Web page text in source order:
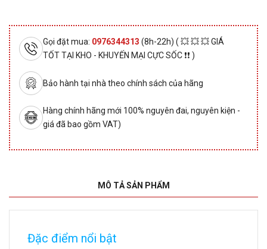
Gọi đặt mua: 0976344313 (8h-22h) ( 💥 💥 💥 GIÁ
TỐT TẠI KHO - KHUYẾN MẠI CỰC SỐC ❗❗ )
Bảo hành tại nhà theo chính sách của hãng
Hàng chính hãng mới 100% nguyên đai, nguyên kiện -
giá đã bao gồm VAT)
MÔ TẢ SẢN PHẨM
Đặc điểm nổi bật